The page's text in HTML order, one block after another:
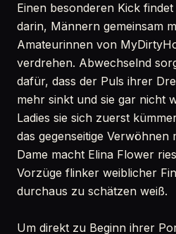
Einen besonderen Kick
darin, Männern gemeinsam
Amateurinnen von
verdrehen. Abwechselnd
dafür, dass der Puls ihrer
mehr sinkt und sie gar nicht
Ladies sie sich zuerst
das gegenseitige Verwöhnen
Dame macht Elina Flower
Vorzüge flinker weiblicher
durchaus zu schätzen weiß.
Um direkt zu Beginn ihrer